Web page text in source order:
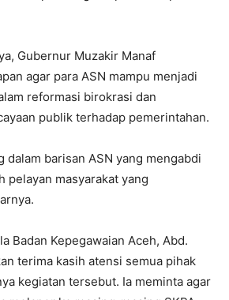
Gubernur Muzakir Manaf
agar para ASN mampu menjadi
reformasi birokrasi dan
publik terhadap pemerintahan.
dalam barisan ASN yang mengabdi
pelayan masyarakat yang
Badan Kepegawaian Aceh, Abd.
terima kasih atensi semua pihak
kegiatan tersebut. Ia meminta agar